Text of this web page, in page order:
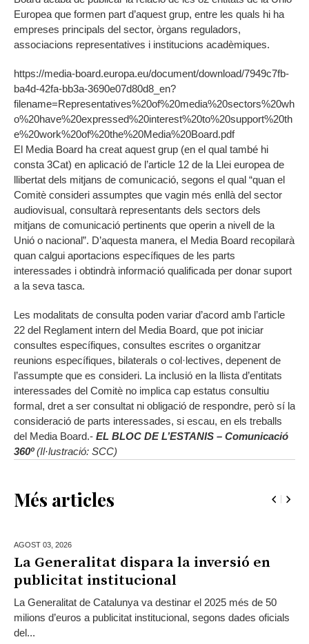
Europea que formen part d’aquest grup, entre les quals hi ha
empreses principals del sector, òrgans reguladors,
associacions representatives i institucions acadèmiques.
https://media-board.europa.eu/document/download/7949c7fb-
ba4d-42fa-bb3a-3690e07d80d8_en?
filename=Representatives%20of%20media%20sectors%20wh
o%20have%20expressed%20interest%20to%20support%20th
e%20work%20of%20the%20Media%20Board.pdf
El Media Board ha creat aquest grup (en el qual també hi
consta 3Cat) en aplicació de l’article 12 de la Llei europea de
llibertat dels mitjans de comunicació, segons el qual “quan el
Comitè consideri assumptes que vagin més enllà del sector
audiovisual, consultarà representants dels sectors dels
mitjans de comunicació pertinents que operin a nivell de la
Unió o nacional”. D’aquesta manera, el Media Board recopilarà
quan calgui aportacions específiques de les parts
interessades i obtindrà informació qualificada per donar suport
a la seva tasca.
Les modalitats de consulta poden variar d’acord amb l’article
22 del Reglament intern del Media Board, que pot iniciar
consultes específiques, consultes escrites o organitzar
reunions específiques, bilaterals o col·lectives, depenent de
l’assumpte que es consideri. La inclusió en la llista d’entitats
interessades del Comitè no implica cap estatus consultiu
formal, dret a ser consultat ni obligació de respondre, però sí la
consideració de parts interessades, si escau, en els treballs
del Media Board.- EL BLOC DE L’ESTANIS – Comunicació
360º(Il·lustració: SCC)
Més articles
AGOST 03, 2026
La Generalitat dispara la inversió en
publicitat institucional
La Generalitat de Catalunya va destinar el 2025 més de 50
milions d’euros a publicitat institucional, segons dades oficials
del...